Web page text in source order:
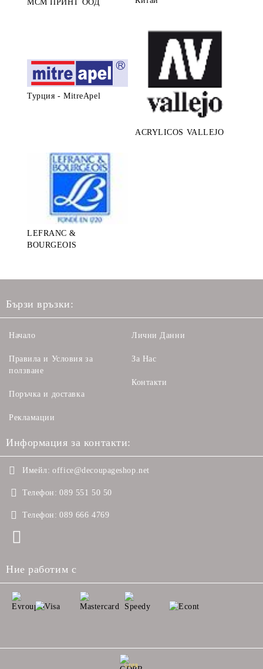
МСМ ПРИНТ ООД
Турция - MitreApel
ACRYLICOS VALLEJO
LEFRANC &
BOURGEOIS
Бързи връзки:
Начало
Правила и Условия за
ползване
Поръчка и доставка
Рекламации
Лични Данни
За Нас
Контакти
Информация за контакти:
Имейл: office@decoupageshop.net
Телефон: 089 551 50 50
Телефон: 089 666 4769
Ние работим с
GDPR